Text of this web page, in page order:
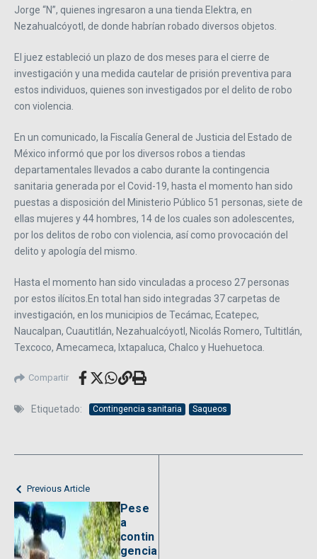
Jorge “N”, quienes ingresaron a una tienda Elektra, en
Nezahualcóyotl, de donde habrían robado diversos objetos.
El juez estableció un plazo de dos meses para el cierre de
investigación y una medida cautelar de prisión preventiva para
estos individuos, quienes son investigados por el delito de robo
con violencia.
En un comunicado, la Fiscalía General de Justicia del Estado de
México informó que por los diversos robos a tiendas
departamentales llevados a cabo durante la contingencia
sanitaria generada por el Covid-19, hasta el momento han sido
puestas a disposición del Ministerio Público 51 personas, siete de
ellas mujeres y 44 hombres, 14 de los cuales son adolescentes,
por los delitos de robo con violencia, así como provocación del
delito y apología del mismo.
Hasta el momento han sido vinculadas a proceso 27 personas
por estos ilícitos.En total han sido integradas 37 carpetas de
investigación, en los municipios de Tecámac, Ecatepec,
Naucalpan, Cuautitlán, Nezahualcóyotl, Nicolás Romero, Tultitlán,
Texcoco, Amecameca, Ixtapaluca, Chalco y Huehuetoca.
Compartir
Etiquetado: Contingencia sanitaria Saqueos
Previous Article
Pese
a
contin
gencia